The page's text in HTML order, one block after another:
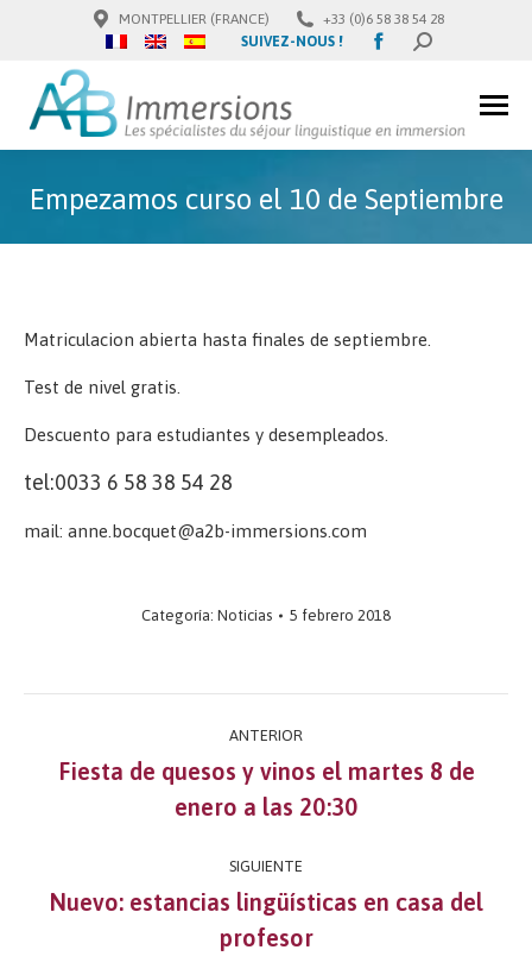
MONTPELLIER (FRANCE)
+33 (0)6 58 38 54 28
SUIVEZ-NOUS !
Facebook
new
window
BUSCAR:
Empezamos curso el 10 de Septiembre
Matriculacion abierta hasta finales de septiembre.
Test de nivel gratis.
Descuento para estudiantes y desempleados.
tel:0033 6 58 38 54 28
mail: anne.bocquet@a2b-immersions.com
Categoría: Noticias 5 febrero 2018
entre
publicaciones
ANTERIOR
Publicación
anterior:
Fiesta de quesos y vinos el martes 8 de
enero a las 20:30
SIGUIENTE
Publicación
siguiente:
Nuevo: estancias lingüísticas en casa del
profesor